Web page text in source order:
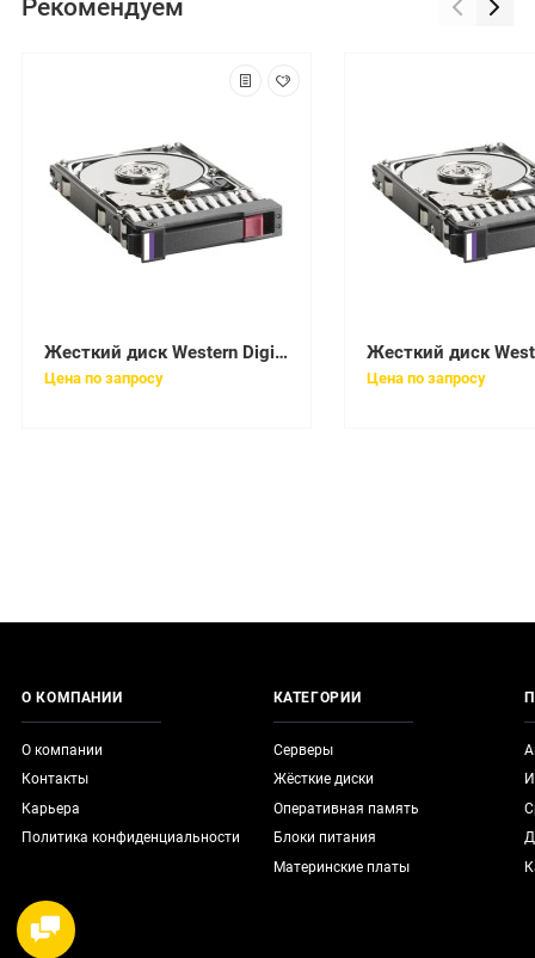
Рекомендуем
Жесткий диск Western Digital Caviar 10Gb (U100/5400/2Mb) IDE(WD100AB-00BPA1)
Цена по запросу Цена по запросу
О КОМПАНИИ
О компании
Контакты
Карьера
Политика конфиденциальности
КАТЕГОРИИ
Серверы
Жёсткие диски
Оперативная память
Блоки питания
Материнские платы